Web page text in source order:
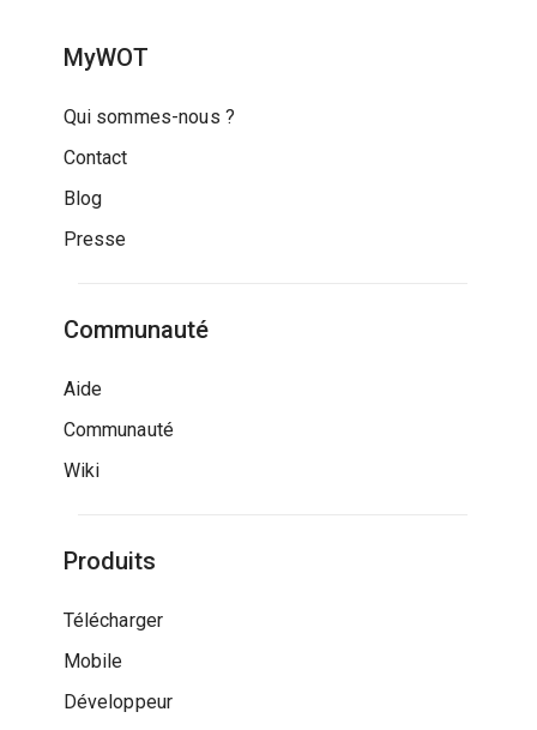
MyWOT
Qui sommes-nous ?
Contact
Blog
Presse
Communauté
Aide
Communauté
Wiki
Produits
Télécharger
Mobile
Développeur